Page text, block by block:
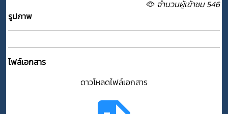
จำนวนผู้เข้าชม 546
รูปภาพ
ไฟล์เอกสาร
ดาวโหลดไฟล์เอกสาร